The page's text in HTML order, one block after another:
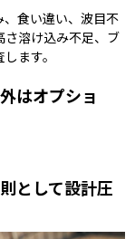
食い違い、波目不
溶け込み不足、ブ
ます。
はオプショ
則として設計圧